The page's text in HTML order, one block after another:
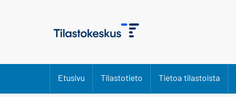
Etusivu Tilastotieto Tietoa tilastoista